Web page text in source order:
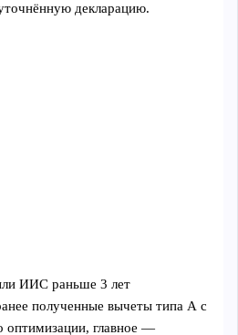
декларацию.
ИИС раньше 3 лет
полученные вычеты типа А с
оптимизации, главное —